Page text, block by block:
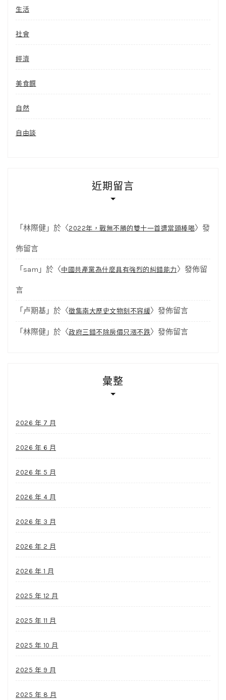
生活
社會
經濟
美食饌
自然
自由談
近期留言
「 林際健 」於〈2022年，戰無不勝的雙十一首遭當頭棒喝〉發
佈留言
「 sam 」於〈中國共產黨為什麼具有強烈的糾錯能力 〉發佈留
言
「 卢期基 」於〈徵集南大歷史文物刻不容緩〉發佈留言
「 林際健 」於〈政府三錯不除房價只漲不跌〉發佈留言
彙整
2026 年 7 月
2026 年 6 月
2026 年 5 月
2026 年 4 月
2026 年 3 月
2026 年 2 月
2026 年 1 月
2025 年 12 月
2025 年 11 月
2025 年 10 月
2025 年 9 月
2025 年 8 月